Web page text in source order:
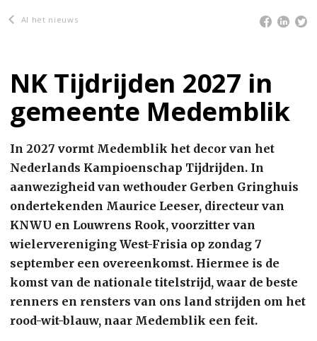
Al het nieuws
NK Tijdrijden 2027 in
gemeente Medemblik
In 2027 vormt Medemblik het decor van het
Nederlands Kampioenschap Tijdrijden. In
aanwezigheid van wethouder Gerben Gringhuis
ondertekenden Maurice Leeser, directeur van
KNWU en Louwrens Rook, voorzitter van
wielervereniging West-Frisia op zondag 7
september een overeenkomst. Hiermee is de
komst van de nationale titelstrijd, waar de beste
renners en rensters van ons land strijden om het
rood-wit-blauw, naar Medemblik een feit.